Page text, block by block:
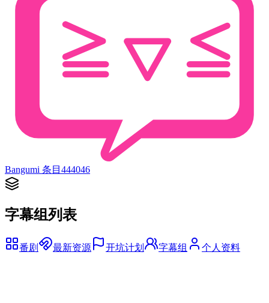
Bangumi 条目 444046
字幕组列表
番剧 最新资源 开坑计划 字幕组 个人资料